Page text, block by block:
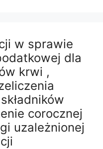
w sprawie
dla
krwi ,
corocznej
uzależnionej